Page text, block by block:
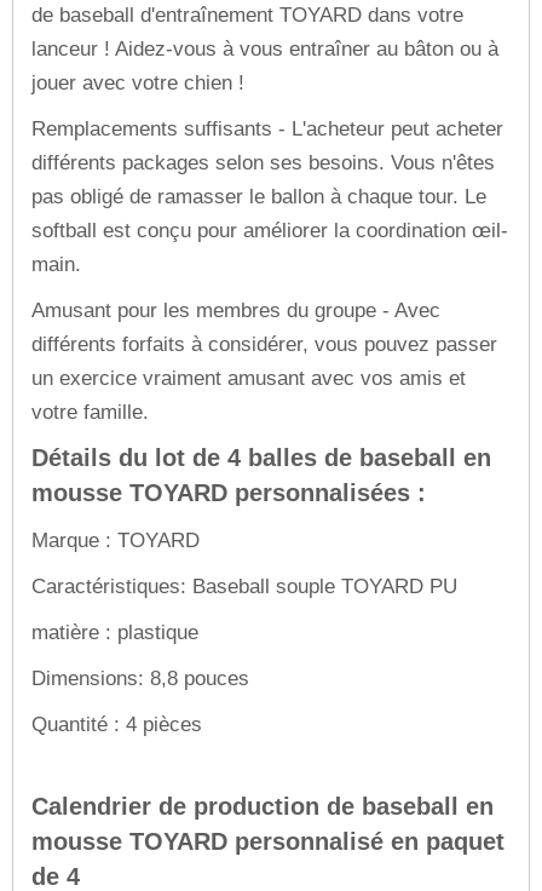
de baseball d'entraînement TOYARD dans votre
lanceur ! Aidez-vous à vous entraîner au bâton ou à
jouer avec votre chien !
Remplacements suffisants - L'acheteur peut acheter
différents packages selon ses besoins. Vous n'êtes
pas obligé de ramasser le ballon à chaque tour. Le
softball est conçu pour améliorer la coordination œil-
main.
Amusant pour les membres du groupe - Avec
différents forfaits à considérer, vous pouvez passer
un exercice vraiment amusant avec vos amis et
votre famille.
Détails du lot de 4 balles de baseball en
mousse TOYARD personnalisées :
Marque : TOYARD
Caractéristiques: Baseball souple TOYARD PU
matière : plastique
Dimensions: 8,8 pouces
Quantité : 4 pièces
Calendrier de production de baseball en
mousse TOYARD personnalisé en paquet
de 4